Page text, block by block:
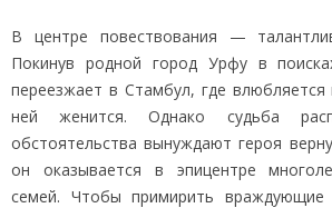
В центре повествования —
Покинув родной город Урфу в
переезжает в Стамбул, где
ней женится. Однако судьба
обстоятельства вынуждают героя
он оказывается в эпицентре
семей. Чтобы примирить